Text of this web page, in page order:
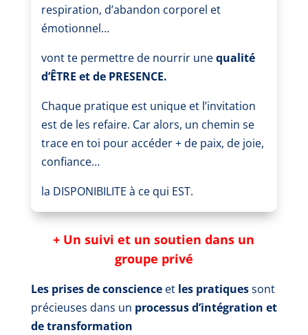
respiration, d’abandon corporel et
émotionnel…
vont te permettre de nourrir unequalité
d’ÊTRE et de PRESENCE.
Chaque pratique est unique et l’invitation
est de les refaire. Car alors, un chemin se
trace en toi pour accéder + de paix, de joie,
confiance…
la DISPONIBILITE à ce qui EST.
+ Un suivi et un soutien dans un
groupe privé
Les prises de conscienceet les pratiquessont
précieuses dans un processus d’intégration et
de transformation